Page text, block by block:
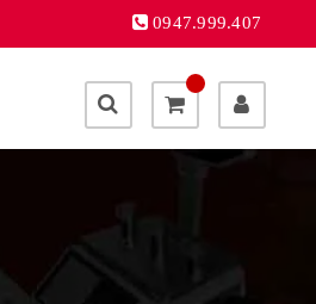
0947.999.407